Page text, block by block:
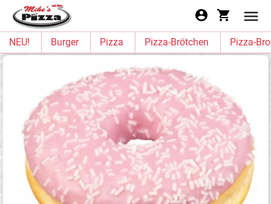
NEU! Burger Pizza Pizza-Brötchen Pizza-